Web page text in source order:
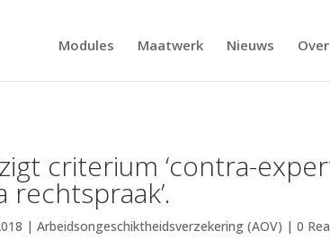
Modules Maatwerk Nieuws
criterium ‘contra-
rechtspraak’.
| Arbeidsongeschiktheidsverzekering (AOV) | 0